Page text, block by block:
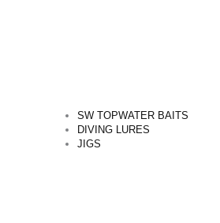
SW TOPWATER BAITS
DIVING LURES
JIGS